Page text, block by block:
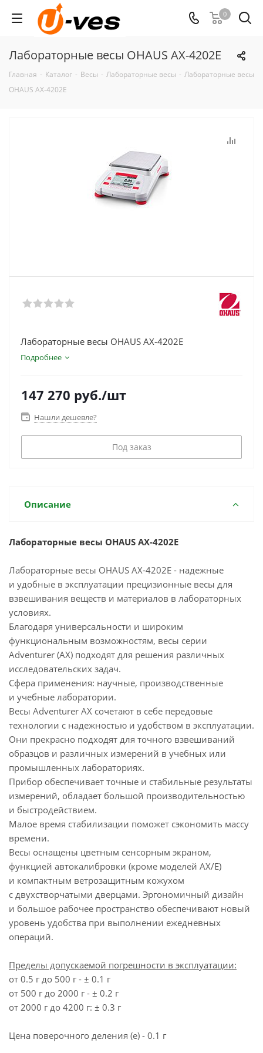
0
Лабораторные весы OHAUS AX-4202E
Главная - Каталог - Весы - Лабораторные весы - Лабораторные весы
OHAUS AX-4202E
Лабораторные весы OHAUS AX-4202E
Подробнее
147 270 руб./шт
Нашли дешевле?
Под заказ
Описание
Лабораторные весы OHAUS AX-4202E
Лабораторные весы OHAUS AX-4202E - надежные
и удобные в эксплуатации прецизионные весы для
взвешивания веществ и материалов в лабораторных
условиях.
Благодаря универсальности и широким
функциональным возможностям, весы серии
Adventurer (AX) подходят для решения различных
исследовательских задач.
Сфера применения: научные, производственные
и учебные лаборатории.
Весы Adventurer AX сочетают в себе передовые
технологии с надежностью и удобством в эксплуатации.
Они прекрасно подходят для точного взвешиваний
образцов и различных измерений в учебных или
промышленных лабораториях.
Прибор обеспечивает точные и стабильные результаты
измерений, обладает большой производительностью
и быстродействием.
Малое время стабилизации поможет сэкономить массу
времени.
Весы оснащены цветным сенсорным экраном,
функцией автокалибровки (кроме моделей AX/E)
и компактным ветрозащитным кожухом
с двухстворчатыми дверцами. Эргономичный дизайн
и большое рабочее пространство обеспечивают новый
уровень удобства при выполнении ежедневных
операций.
Пределы допускаемой погрешности в эксплуатации:
от 0.5 г до 500 г - ± 0.1 г
от 500 г до 2000 г - ± 0.2 г
от 2000 г до 4200 г: ± 0.3 г
Цена поверочного деления (e) - 0.1 г